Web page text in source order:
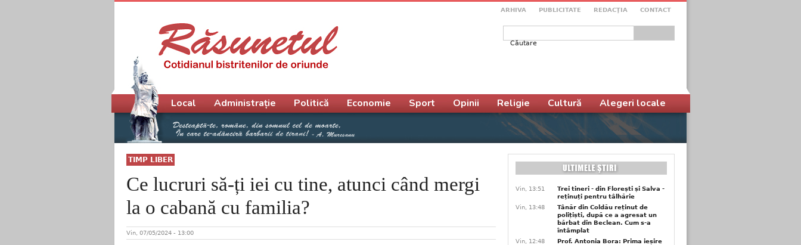
ARHIVA PUBLICITATE REDACŢIA CONTACT
Formular de căutare
TIMP LIBER
Ce lucruri să-ți iei cu tine, atunci când mergi
la o cabană cu familia?
Vin, 07/05/2024 - 13:00
Meniu principal
Local Administrație Politică Economie Sport Opinii Religie Cultură Alegeri locale
Vin, 13:51
Trei tineri - din Florești și Salva -
reținuți pentru tâlhărie
Vin, 13:48
Tânăr din Coldău reținut de
polițiști, după ce a agresat un
bărbat din Beclean. Cum s-a
întâmplat
Vin, 12:48
Prof. Antonia Bora: Prima ieșire